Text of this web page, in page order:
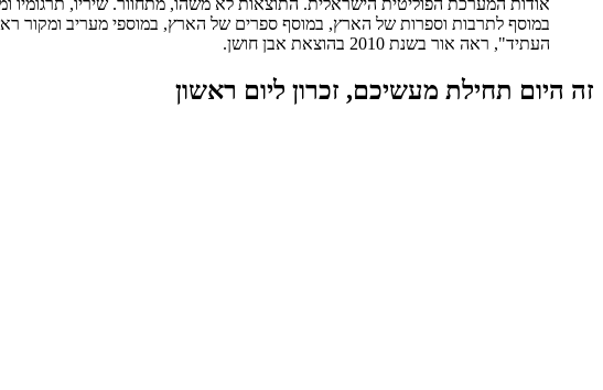
העתיד", ראה אור בשנת 2010 בהוצאת אבן חושן.
זה היום תחילת מעשיכם, זכרון ליום ראשון